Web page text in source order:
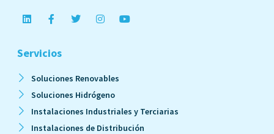
Servicios
Soluciones Renovables
Soluciones Hidrógeno
Instalaciones Industriales y Terciarias
Instalaciones de Distribución